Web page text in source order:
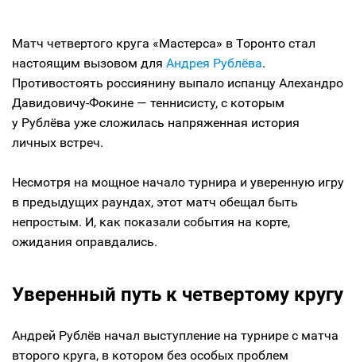
Матч четвертого круга «Мастерса» в Торонто стал
настоящим вызовом для Андрея Рублёва.
Противостоять россиянину выпало испанцу Алехандро
Давидовичу-Фокине — теннисисту, с которым
у Рублёва уже сложилась напряженная история
личных встреч.
Несмотря на мощное начало турнира и уверенную игру
в предыдущих раундах, этот матч обещал быть
непростым. И, как показали события на корте,
ожидания оправдались.
Уверенный путь к четвертому кругу
Андрей Рублёв начал выступление на турнире с матча
второго круга, в котором без особых проблем